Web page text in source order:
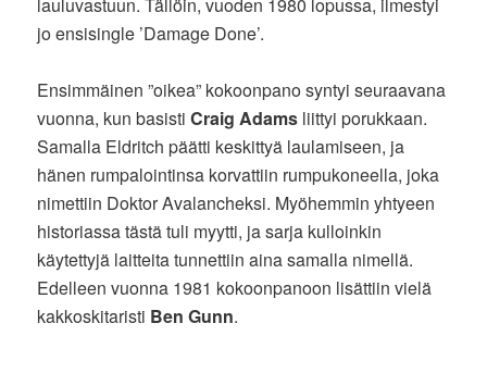
jo ensisingle ’Damage Done’.
Ensimmäinen ”oikea” kokoonpano syntyi seuraavana
vuonna, kun basistiCraig Adams liittyi porukkaan.
Samalla Eldritch päätti keskittyä laulamiseen, ja
hänen rumpalointinsa korvattiin rumpukoneella, joka
nimettiin Doktor Avalancheksi. Myöhemmin yhtyeen
historiassa tästä tuli myytti, ja sarja kulloinkin
käytettyjä laitteita tunnettiin aina samalla nimellä.
Edelleen vuonna 1981 kokoonpanoon lisättiin vielä
kakkoskitaristi Ben Gunn.